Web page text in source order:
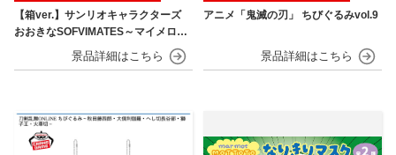
【箱ver.】サンリオキャラクターズ
おおきなSOFVIMATES～マイメロデ
ィ マーメイドver. ～
アニメ「鬼滅の刃」 ちびぐるみvol.9